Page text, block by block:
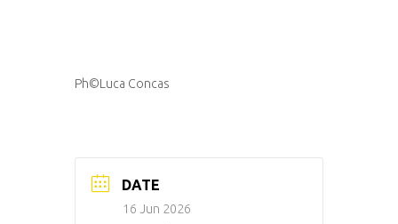
Ph©Luca Concas
DATE
16 Jun 2026